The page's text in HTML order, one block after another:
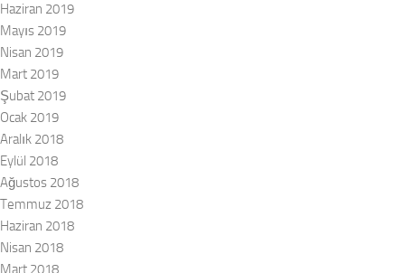
Haziran 2019
Mayıs 2019
Nisan 2019
Mart 2019
Şubat 2019
Ocak 2019
Aralık 2018
Eylül 2018
Ağustos 2018
Temmuz 2018
Haziran 2018
Nisan 2018
Mart 2018